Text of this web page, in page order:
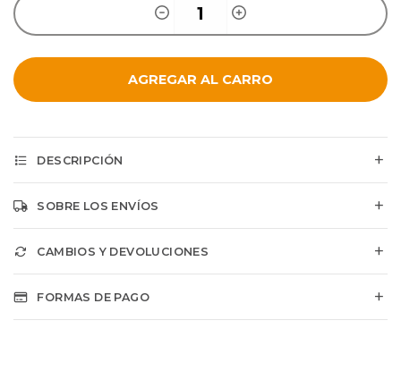
AGREGAR AL CARRO
DESCRIPCIÓN
SOBRE LOS ENVÍOS
CAMBIOS Y DEVOLUCIONES
FORMAS DE PAGO